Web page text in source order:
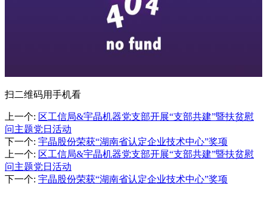
扫二维码用手机看
上一个: 区工信局&宇晶机器党支部开展“支部共建”暨扶贫慰
问主题党日活动
下一个: 宇晶股份荣获“湖南省认定企业技术中心”奖项​
上一个: 区工信局&宇晶机器党支部开展“支部共建”暨扶贫慰
问主题党日活动
下一个: 宇晶股份荣获“湖南省认定企业技术中心”奖项​